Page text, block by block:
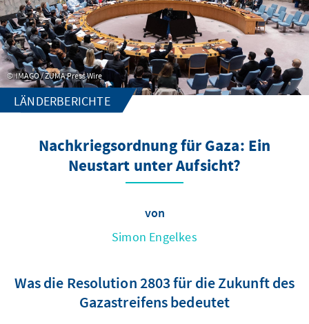
IMAGO / ZUMA Press Wire
LÄNDERBERICHTE
Nachkriegsordnung für Gaza: Ein
Neustart unter Aufsicht?
von
Simon Engelkes
Was die Resolution 2803 für die Zukunft des
Gazastreifens bedeutet